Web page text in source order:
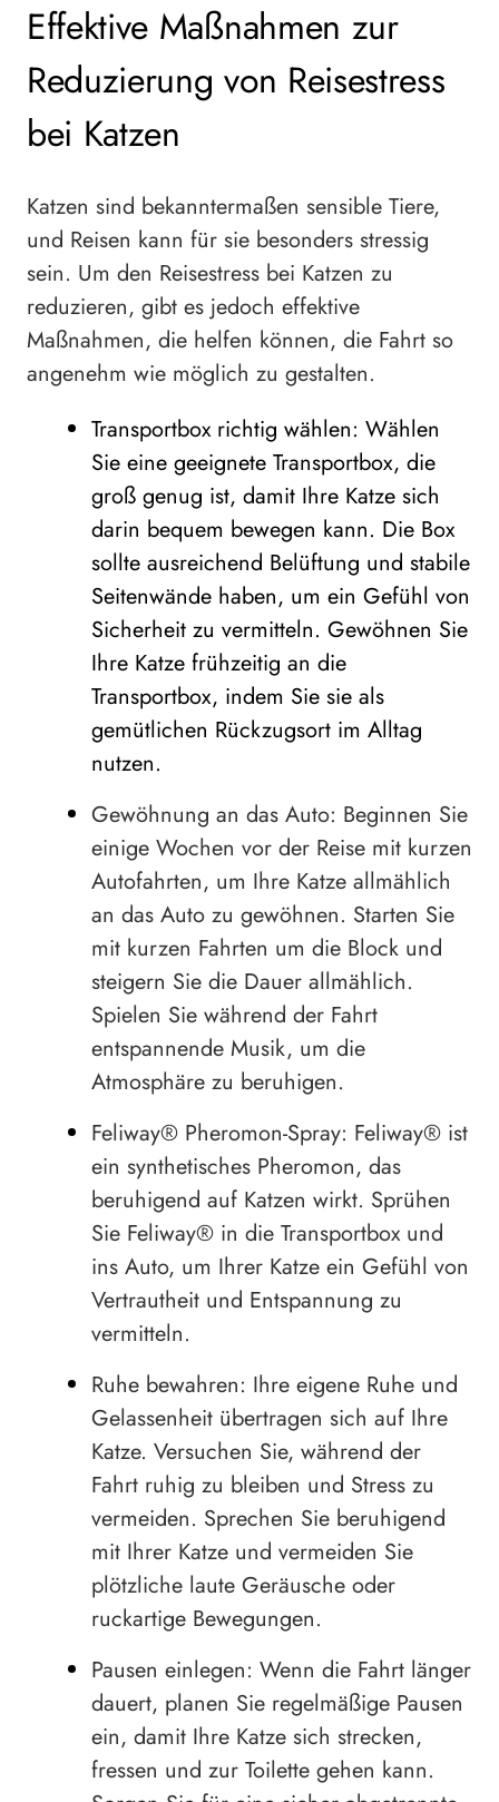
Effektive Maßnahmen zur
Reduzierung von Reisestress
bei Katzen
Katzen sind bekanntermaßen sensible Tiere,
und Reisen kann für sie besonders stressig
sein. Um den Reisestress bei Katzen zu
reduzieren, gibt es jedoch effektive
Maßnahmen, die helfen können, die Fahrt so
angenehm wie möglich zu gestalten.
Transportbox richtig wählen: Wählen
Sie eine geeignete Transportbox, die
groß genug ist, damit Ihre Katze sich
darin bequem bewegen kann. Die Box
sollte ausreichend Belüftung und stabile
Seitenwände haben, um ein Gefühl von
Sicherheit zu vermitteln. Gewöhnen Sie
Ihre Katze frühzeitig an die
Transportbox, indem Sie sie als
gemütlichen Rückzugsort im Alltag
nutzen.
Gewöhnung an das Auto: Beginnen Sie
einige Wochen vor der Reise mit kurzen
Autofahrten, um Ihre Katze allmählich
an das Auto zu gewöhnen. Starten Sie
mit kurzen Fahrten um die Block und
steigern Sie die Dauer allmählich.
Spielen Sie während der Fahrt
entspannende Musik, um die
Atmosphäre zu beruhigen.
Feliway® Pheromon-Spray: Feliway® ist
ein synthetisches Pheromon, das
beruhigend auf Katzen wirkt. Sprühen
Sie Feliway® in die Transportbox und
ins Auto, um Ihrer Katze ein Gefühl von
Vertrautheit und Entspannung zu
vermitteln.
Ruhe bewahren: Ihre eigene Ruhe und
Gelassenheit übertragen sich auf Ihre
Katze. Versuchen Sie, während der
Fahrt ruhig zu bleiben und Stress zu
vermeiden. Sprechen Sie beruhigend
mit Ihrer Katze und vermeiden Sie
plötzliche laute Geräusche oder
ruckartige Bewegungen.
Pausen einlegen: Wenn die Fahrt länger
dauert, planen Sie regelmäßige Pausen
ein, damit Ihre Katze sich strecken,
fressen und zur Toilette gehen kann.